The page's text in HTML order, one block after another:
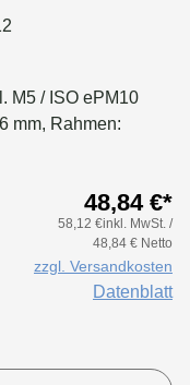
M5 / ISO ePM10
mm, Rahmen:
48,84 €*
58,12 €inkl. MwSt. /
48,84 € Netto
zzgl. Versandkosten
Datenblatt